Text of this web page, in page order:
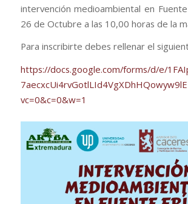
intervención medioambiental en
26 de Octubre a las 10,00 horas de la
Para inscribirte debes rellenar el
https://docs.google.com/forms/d/e/
vc=0&c=0&w=1